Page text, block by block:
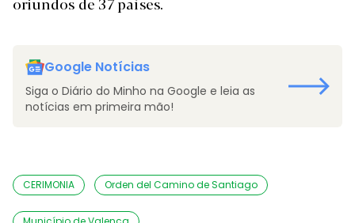
Google Notícias
Siga o Diário do Minho na Google e leia as
notícias em primeira mão!
CERIMONIA Orden del Camino de Santiago